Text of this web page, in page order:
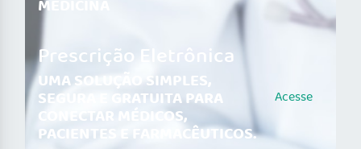
MEDICINA
Prescrição Eletrônica
UMA SOLUÇÃO SIMPLES,
SEGURA E GRATUITA PARA
CONECTAR MÉDICOS,
PACIENTES E FARMACÊUTICOS.
Acesse